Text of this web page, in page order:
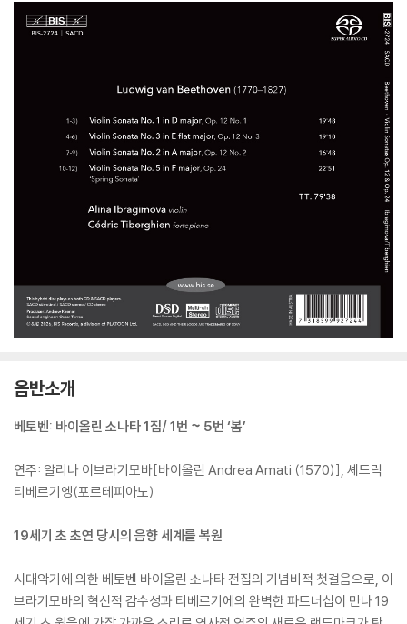
음반소개
베토벤: 바이올린 소나타 1집/ 1번 ~ 5번 ‘봄’
연주: 알리나 이브라기모바[바이올린 Andrea Amati (1570)], 셰드릭
티베르기엥(포르테피아노)
19세기 초 초연 당시의 음향 세계를 복원
시대악기에 의한 베토벤 바이올린 소나타 전집의 기념비적 첫걸음으로, 이
브라기모바의 혁신적 감수성과 티베르기에의 완벽한 파트너십이 만나 19